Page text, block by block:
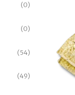
(0)
(0)
(54)
(49)